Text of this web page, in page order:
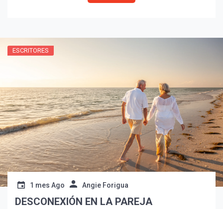
ESCRITORES
1 mes Ago Angie Forigua
DESCONEXIÓN EN LA PAREJA